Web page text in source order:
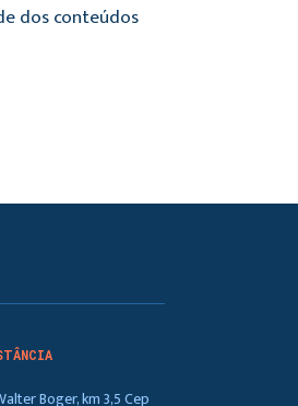
dos conteúdos
Boger, km 3,5 Cep